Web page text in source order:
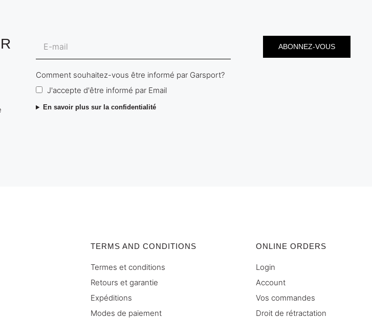
Comment souhaitez-vous être informé par Garsport?
J'accepte d'être informé par Email
En savoir plus sur la confidentialité
TERMS AND CONDITIONS
Termes et conditions
Retours et garantie
Expéditions
Modes de paiement
ONLINE ORDERS
Login
Account
Vos commandes
Droit de rétractation